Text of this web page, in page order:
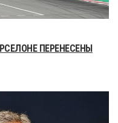
ПЕРЕНЕСЕНЫ